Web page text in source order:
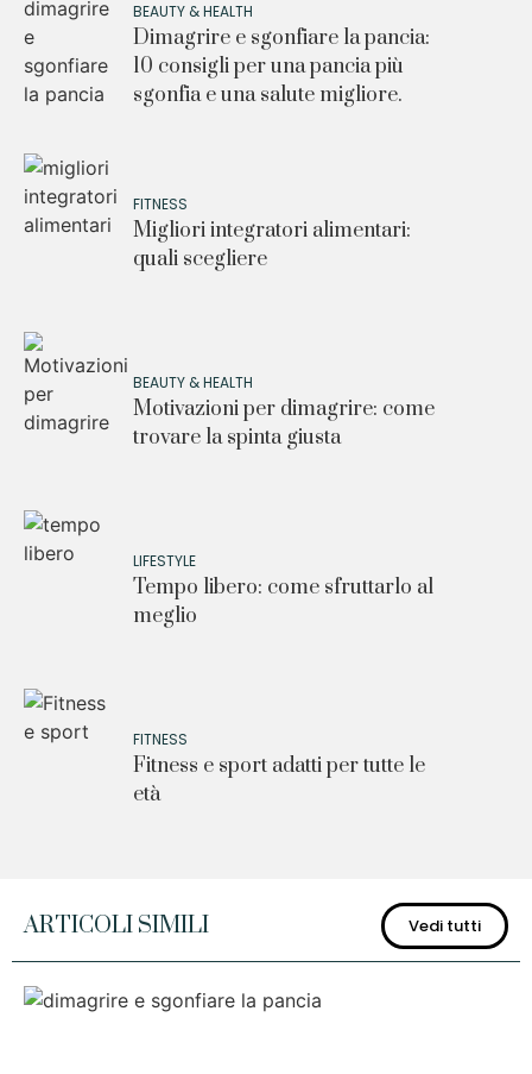
BEAUTY & HEALTH
Dimagrire e sgonfiare la pancia:
10 consigli per una pancia più
sgonfia e una salute migliore.
FITNESS
Migliori integratori alimentari:
quali scegliere
BEAUTY & HEALTH
Motivazioni per dimagrire: come
trovare la spinta giusta
LIFESTYLE
Tempo libero: come sfruttarlo al
meglio
FITNESS
Fitness e sport adatti per tutte le
età
ARTICOLI SIMILI Vedi tutti